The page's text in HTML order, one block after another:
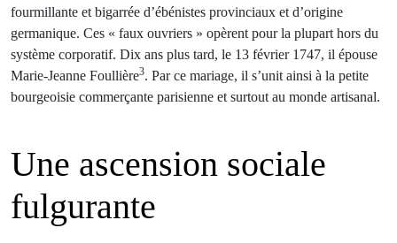
fourmillante et bigarrée d’ébénistes provinciaux et d’origine
germanique. Ces « faux ouvriers » opèrent pour la plupart hors du
système corporatif. Dix ans plus tard, le 13 février 1747, il épouse
Marie-Jeanne Foullière3. Par ce mariage, il s’unit ainsi à la petite
bourgeoisie commerçante parisienne et surtout au monde artisanal.
Une ascension sociale
fulgurante